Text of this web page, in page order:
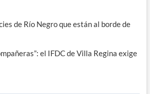
de Río Negro que están al borde de
el IFDC de Villa Regina exige